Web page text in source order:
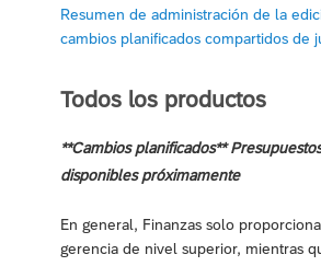
Resumen de administración de la
cambios planificados compartidos de
Todos los productos
**Cambios planificados**
disponibles próximamente
En general, Finanzas solo
gerencia de nivel superior, mientras